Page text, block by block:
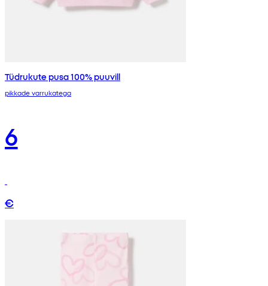
Tüdrukute pusa 100% puuvill
pikkade varrukatega
6
€